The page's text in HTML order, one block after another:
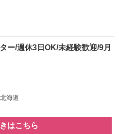
ー/週休3日OK/未経験歓迎/9月
海道
はこちら